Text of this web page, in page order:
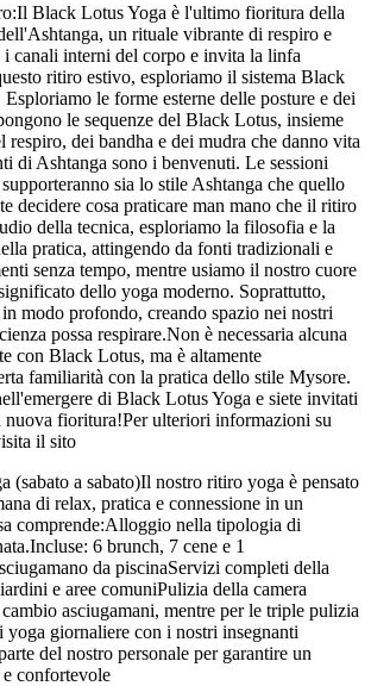
Black Lotus Yoga è l'ultimo fioritura della
un rituale vibrante di respiro e
i canali interni del corpo e invita la linfa
ritiro estivo, esploriamo il sistema Black
le forme esterne delle posture e dei
le sequenze del Black Lotus, insieme
respiro, dei bandha e dei mudra che danno vita
di Ashtanga sono i benvenuti. Le sessioni
sia lo stile Ashtanga che quello
decidere cosa praticare man mano che il ritiro
della tecnica, esploriamo la filosofia e la
pratica, attingendo da fonti tradizionali e
senza tempo, mentre usiamo il nostro cuore
dello yoga moderno. Soprattutto,
modo profondo, creando spazio nei nostri
possa respirare.Non è necessaria alcuna
con Black Lotus, ma è altamente
familiarità con la pratica dello stile Mysore.
di Black Lotus Yoga e siete invitati
nuova fioritura!Per ulteriori informazioni su
il sito
(sabato a sabato)Il nostro ritiro yoga è pensato
di relax, pratica e connessione in un
comprende:Alloggio nella tipologia di
6 brunch, 7 cene e 1
da piscinaServizi completi della
e aree comuniPulizia della camera
asciugamani, mentre per le triple pulizia
giornaliere con i nostri insegnanti
del nostro personale per garantire un
confortevole